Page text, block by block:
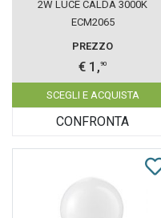
2W LUCE CALDA 3000K
ECOMAN VETRO TRASPARENTE
ECM2065
PREZZO
€ 1,90
SCEGLI E ACQUISTA
CONFRONTA